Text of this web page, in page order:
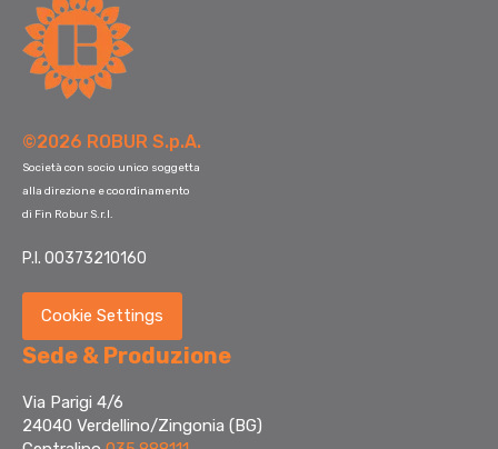
©2026 ROBUR S.p.A.
Società con socio unico soggetta
alla direzione e coordinamento
di Fin Robur S.r.l.
P.I. 00373210160
Cookie Settings
Sede & Produzione
Via Parigi 4/6
24040 Verdellino/Zingonia (BG)